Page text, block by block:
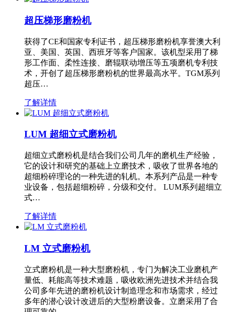
超压梯形磨粉机
获得了CE和国家专利证书，超压梯形磨粉机享誉澳大利
亚、美国、英国、西班牙等客户国家。该机型采用了梯
形工作面、柔性连接、磨辊联动增压等五项磨机专利技
术，开创了超压梯形磨粉机的世界最高水平。TGM系列
超压…
了解详情
LUM 超细立式磨粉机
超细立式磨粉机是结合我们公司几年的磨机生产经验，
它的设计和研究的基础上立磨技术，吸收了世界各地的
超细粉碎理论的一种先进的轧机。本系列产品是一种专
业设备，包括超细粉碎，分级和交付。 LUM系列超细立
式…
了解详情
LM 立式磨粉机
立式磨粉机是一种大型磨粉机，专门为解决工业磨机产
量低、耗能高等技术难题，吸收欧洲先进技术并结合我
公司多年先进的磨粉机设计制造理念和市场需求，经过
多年的潜心设计改进后的大型粉磨设备。立磨采用了合